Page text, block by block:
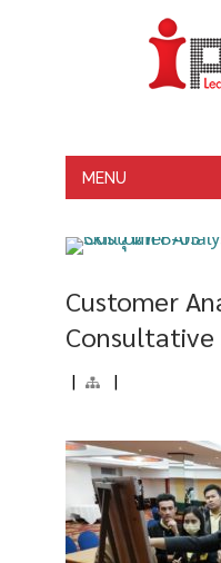
MENU
Customer
| |